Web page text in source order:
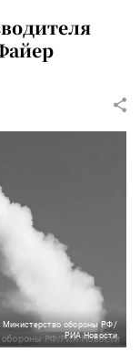
Министерство обороны РФ/
РИА Новости